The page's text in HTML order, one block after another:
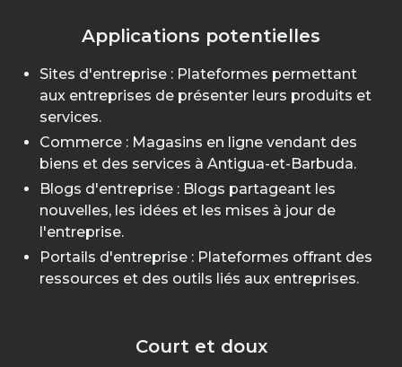
Applications potentielles
Sites d'entreprise : Plateformes permettant
aux entreprises de présenter leurs produits et
services.
Commerce : Magasins en ligne vendant des
biens et des services à Antigua-et-Barbuda.
Blogs d'entreprise : Blogs partageant les
nouvelles, les idées et les mises à jour de
l'entreprise.
Portails d'entreprise : Plateformes offrant des
ressources et des outils liés aux entreprises.
Court et doux